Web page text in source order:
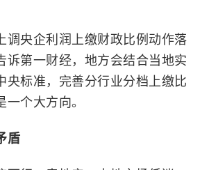
调央企利润上缴财政比例动作落
诉第一财经，地方会结合当地实
央标准，完善分行业分档上缴比
个大方向。
盾